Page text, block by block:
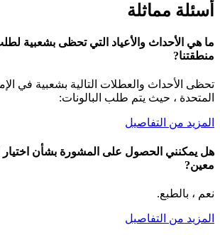
أسئلة مماثلة
ما هي الأحداث والأعياد التي تحظى بشعبية
منطقتنا?
تحظى الأحداث والعطلات التالية بشعبية في
المتحدة ، حيث يتم طلب البالونات:
المزيد من التفاصيل
هل يمكنني الحصول على المشورة بشأن اختيار
معين?
نعم ، بالطبع.
المزيد من التفاصيل